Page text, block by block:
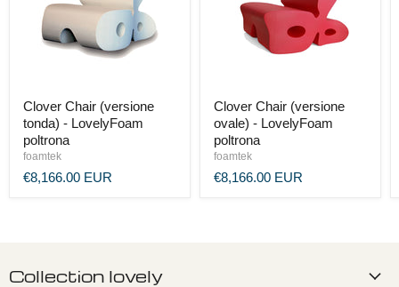
Clover Chair (versione
tonda) - LovelyFoam
poltrona
foamtek
€8,166.00 EUR
Clover Chair (versione
ovale) - LovelyFoam
poltrona
foamtek
€8,166.00 EUR
Collection lovely